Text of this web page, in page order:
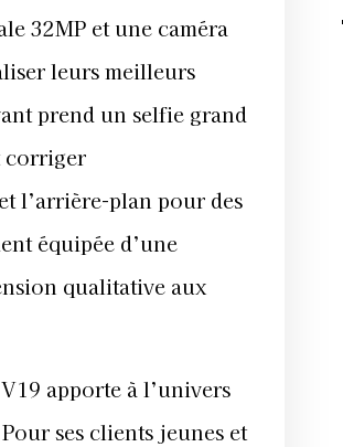
32MP et une caméra
leurs meilleurs
prend un selfie grand
corriger
l’arrière-plan pour des
équipée d’une
qualitative aux
apporte à l’univers
ses clients jeunes et